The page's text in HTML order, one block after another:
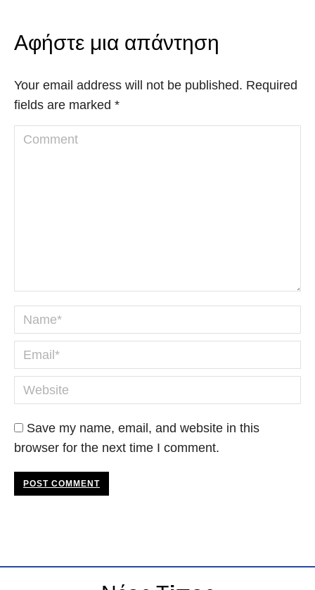
Αφήστε μια απάντηση
Your email address will not be published. Required
fields are marked *
Comment
Name *
Email *
Website
Save my name, email, and website in this
browser for the next time I comment.
POST COMMENT